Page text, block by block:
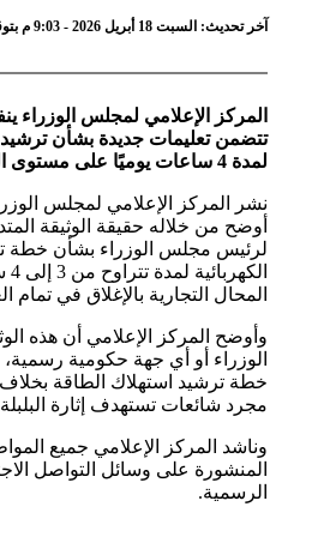
آخر تحديث: السبت 18 أبريل 2026 - 9:03 م بتوقيت القاهرة
المركز الإعلامي لمجلس الوزراء
تتضمن تعليمات جديدة بشأن ترشيد
لمدة 4 ساعات يوميًا على مستوى الجمهورية وتطبيقها اعتبارًا من مايو المقبل
نشر المركز الإعلامي لمجلس
أوضح من خلاله حقيقة الوثيقة
لرئيس مجلس الوزراء بشأن خطة
المحال التجارية بالإغلاق في تمام
وأوضح المركز الإعلامي أن هذه
الوزراء أو أي جهة حكومية
خطة ترشيد استهلاك الطاقة بخلاف
مجرد شائعات تستهدف إثارة
وناشد المركز الإعلامي جميع
المنشورة على وسائل التواصل
الرسمية.